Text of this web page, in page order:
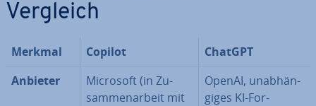
Vergleich
Merkmal Copilot
ChatGPT
Anbieter
Microsoft (in Zu­
sam­men­ar­beit mit
OpenAI, un­ab­hän­
gi­ges KI-For­